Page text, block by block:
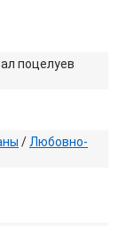
поцелуев
/ Любовно-